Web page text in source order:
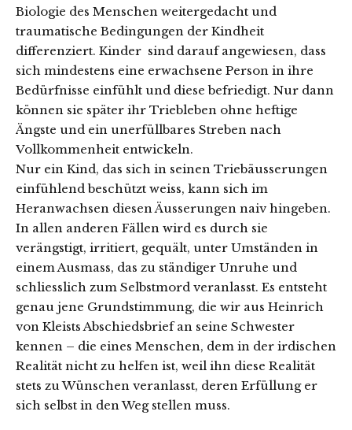
Biologie des Menschen weitergedacht und
traumatische Bedingungen der Kindheit
differenziert. Kinder sind darauf angewiesen, dass
sich mindestens eine erwachsene Person in ihre
Bedürfnisse einfühlt und diese befriedigt. Nur dann
können sie später ihr Triebleben ohne heftige
Ängste und ein unerfüllbares Streben nach
Vollkommenheit entwickeln.
Nur ein Kind, das sich in seinen Triebäusserungen
einfühlend beschützt weiss, kann sich im
Heranwachsen diesen Äusserungen naiv hingeben.
In allen anderen Fällen wird es durch sie
verängstigt, irritiert, gequält, unter Umständen in
einem Ausmass, das zu ständiger Unruhe und
schliesslich zum Selbstmord veranlasst. Es entsteht
genau jene Grundstimmung, die wir aus Heinrich
von Kleists Abschiedsbrief an seine Schwester
kennen – die eines Menschen, dem in der irdischen
Realität nicht zu helfen ist, weil ihn diese Realität
stets zu Wünschen veranlasst, deren Erfüllung er
sich selbst in den Weg stellen muss.